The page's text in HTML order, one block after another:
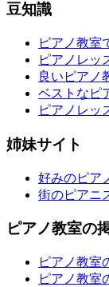
豆知識
ピアノ教室
ピアノレッ
良いピアノ
ベストなピ
ピアノレッ
姉妹サイト
好みのピア
街のピアニ
ピアノ教室の
ピアノ教室
ピアノ教室